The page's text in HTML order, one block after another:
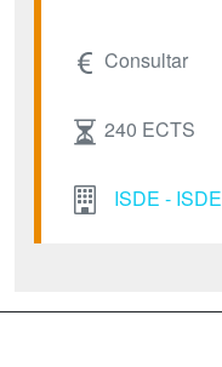
Consultar
240 ECTS
ISDE - ISDE